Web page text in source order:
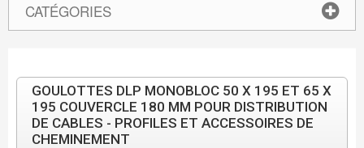
CATÉGORIES
GOULOTTES DLP MONOBLOC 50 X 195 ET 65 X
195 COUVERCLE 180 MM POUR DISTRIBUTION
DE CABLES - PROFILES ET ACCESSOIRES DE
CHEMINEMENT